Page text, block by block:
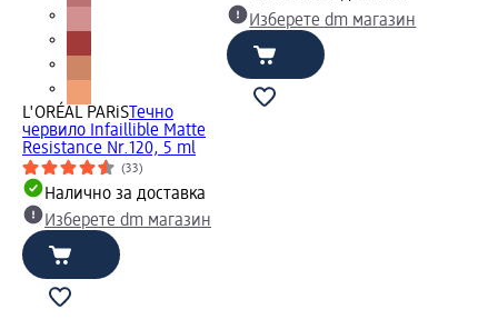
L'ORÉAL PARiS Течно
червило Infaillible Matte
Resistance Nr.120, 5 ml
(33)
Налично за доставка
Изберете dm магазин
Изберете dm магазин